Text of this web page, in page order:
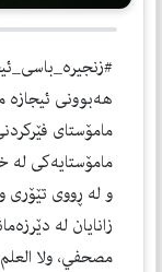
هه‌بوونی ئیجازه‌
مامۆستای
مامۆستایه‌كی له‌
و له‌ ڕووی تێۆری
زانایان له‌
مصحفي، ولا